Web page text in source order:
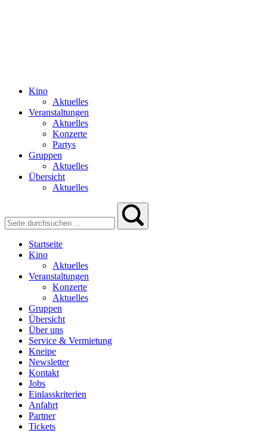
Kino
Aktuelles
Veranstaltungen
Aktuelles
Konzerte
Partys
Gruppen
Aktuelles
Übersicht
Aktuelles
Startseite
Kino
Aktuelles
Veranstaltungen
Konzerte
Aktuelles
Gruppen
Übersicht
Über uns
Service & Vermietung
Kneipe
Newsletter
Kontakt
Jobs
Einlasskriterien
Anfahrt
Partner
Tickets